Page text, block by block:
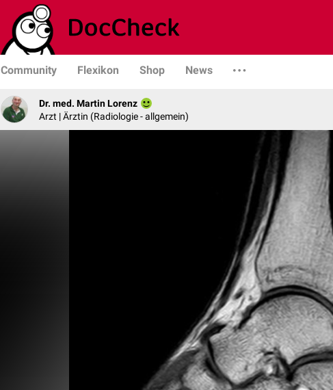
Community Flexikon Shop News
Dr. med. Martin Lorenz
Arzt | Ärztin (Radiologie - allgemein)